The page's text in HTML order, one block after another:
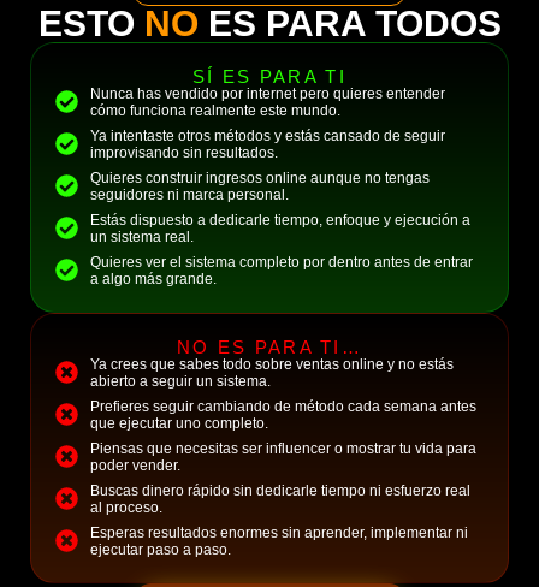
ESTO NO ES PARA TODOS
SÍ ES PARA TI
Nunca has vendido por internet pero quieres entender
cómo funciona realmente este mundo.
Ya intentaste otros métodos y estás cansado de seguir
improvisando sin resultados.
Quieres construir ingresos online aunque no tengas
seguidores ni marca personal.
Estás dispuesto a dedicarle tiempo, enfoque y ejecución a
un sistema real.
Quieres ver el sistema completo por dentro antes de entrar
a algo más grande.
NO ES PARA TI…
Ya crees que sabes todo sobre ventas online y no estás
abierto a seguir un sistema.
Prefieres seguir cambiando de método cada semana antes
que ejecutar uno completo.
Piensas que necesitas ser influencer o mostrar tu vida para
poder vender.
Buscas dinero rápido sin dedicarle tiempo ni esfuerzo real
al proceso.
Esperas resultados enormes sin aprender, implementar ni
ejecutar paso a paso.